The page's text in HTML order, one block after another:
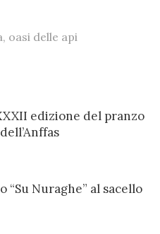
, oasi delle api
edizione del pranzo
Nuraghe” al sacello